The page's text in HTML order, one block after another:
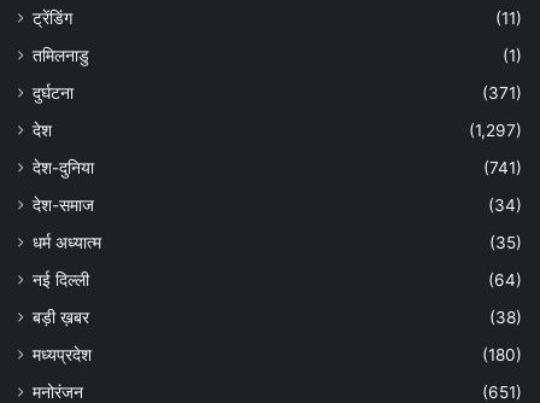
ट्रेंडिंग
(11)
तमिलनाडु
(1)
दुर्घटना
(371)
देश
(1,297)
देश-दुनिया
(741)
देश-समाज
(34)
धर्म अध्यात्म
(35)
नई दिल्ली
(64)
बड़ी ख़बर
(38)
मध्यप्रदेश
(180)
मनोरंजन
(651)